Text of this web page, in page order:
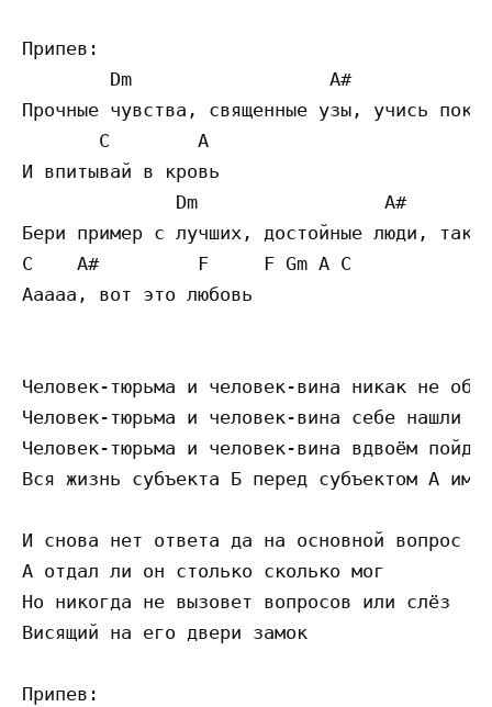
Припев:
Dm                  A#
Прочные чувства, священные узы, учись
       C        A
И впитывай в кровь
Dm                 A#
Бери пример с лучших, достойные люди, так
C    A#         F     F Gm A C
Ааааа, вот это любовь
Человек-тюрьма и человек-вина никак не
Человек-тюрьма и человек-вина себе нашли
Человек-тюрьма и человек-вина вдвоём
Вся жизнь субъекта Б перед субъектом А
И снова нет ответа да на основной вопрос
А отдал ли он столько сколько мог
Но никогда не вызовет вопросов или слёз
Висящий на его двери замок
Припев: